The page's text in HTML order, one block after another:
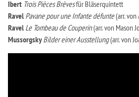
Ibert Trois Pièces Brèvesfür Bläserquintett
Ravel Pavane pour une Infante défunte(arr. von
Ravel Le Tombeau de Couperin(arr. von Mason
Mussorgsky Bilder einer Ausstellung(arr. von